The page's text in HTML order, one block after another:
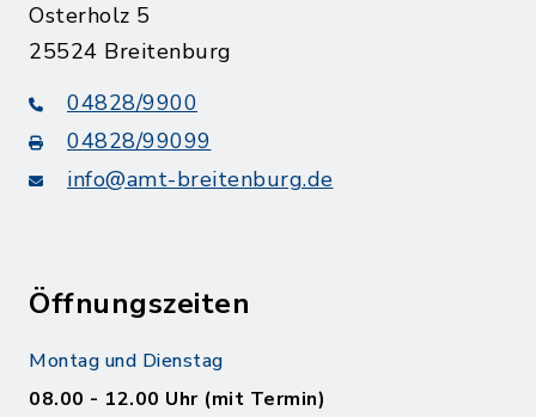
Osterholz 5
25524 Breitenburg
04828/9900
04828/99099
info@amt-breitenburg.de
Öffnungszeiten
Montag und Dienstag
08.00 - 12.00 Uhr (mit Termin)